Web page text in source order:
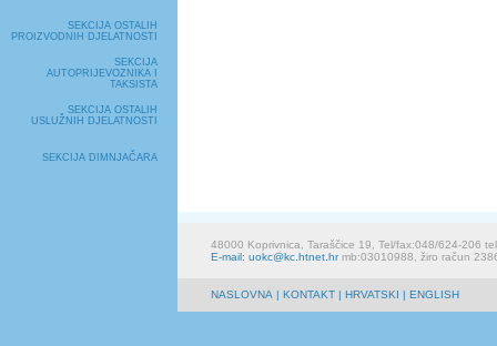
SEKCIJA OSTALIH
PROIZVODNIH DJELATNOSTI
SEKCIJA
AUTOPRIJEVOZNIKA I
TAKSISTA
SEKCIJA OSTALIH
USLUŽNIH DJELATNOSTI
SEKCIJA DIMNJAČARA
48000 Koprivnica, Taraščice 19, Tel/fax:048/624-206
E-mail: uokc@kc.htnet.hrmb:03010988, žiro račun
NASLOVNA | KONTAKT | HRVATSKI | ENGLISH